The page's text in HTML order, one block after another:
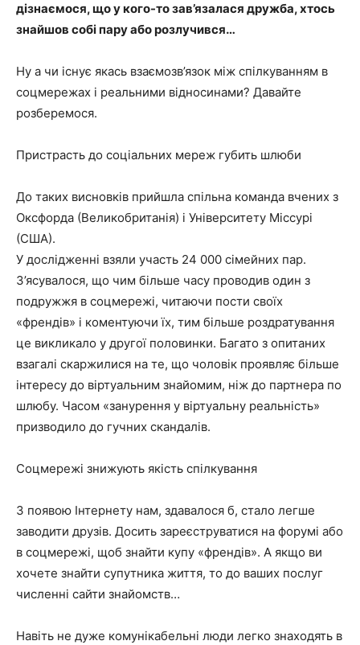
дізнаємося, що у кого-то зав’язалася дружба, хтось
знайшов собі пару або розлучився…
Ну а чи існує якась взаємозв’язок між спілкуванням в
соцмережах і реальними відносинами? Давайте
розберемося.
Пристрасть до соціальних мереж губить шлюби
До таких висновків прийшла спільна команда вчених з
Оксфорда (Великобританія) і Університету Міссурі
(США).
У дослідженні взяли участь 24 000 сімейних пар.
З’ясувалося, що чим більше часу проводив один з
подружжя в соцмережі, читаючи пости своїх
«френдів» і коментуючи їх, тим більше роздратування
це викликало у другої половинки. Багато з опитаних
взагалі скаржилися на те, що чоловік проявляє більше
інтересу до віртуальним знайомим, ніж до партнера по
шлюбу. Часом «занурення у віртуальну реальність»
призводило до гучних скандалів.
Соцмережі знижують якість спілкування
З появою Інтернету нам, здавалося б, стало легше
заводити друзів. Досить зареєструватися на форумі або
в соцмережі, щоб знайти купу «френдів». А якщо ви
хочете знайти супутника життя, то до ваших послуг
численні сайти знайомств…
Навіть не дуже комунікабельні люди легко знаходять в